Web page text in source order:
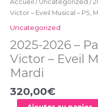
Accueil / Uncategorized /
Victor – Eveil Musical – PS,
Uncategorized
2025-2026 –
Victor – Eveil
Mardi
320,00€
PS,
MS
-
Mardi